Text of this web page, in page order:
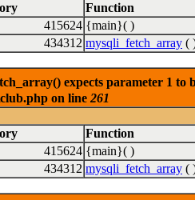
Function
415624 {main}( )
434312 mysqli_fetch_array (
expects parameter 1 to
on line 261
Function
415624 {main}( )
434312 mysqli_fetch_array (